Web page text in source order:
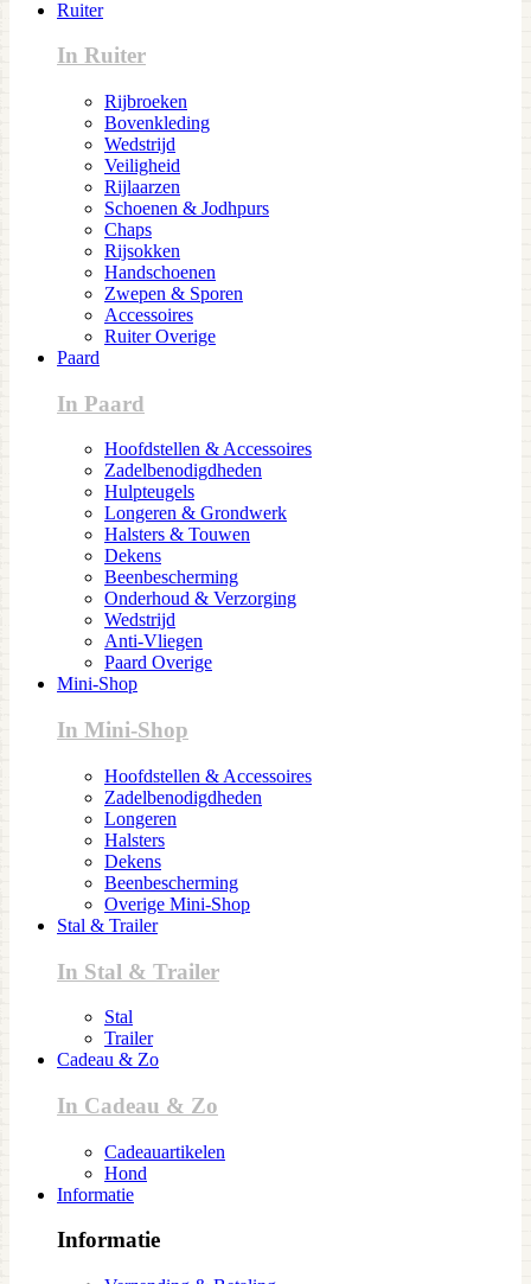
Ruiter
In Ruiter
Rijbroeken
Bovenkleding
Wedstrijd
Veiligheid
Rijlaarzen
Schoenen & Jodhpurs
Chaps
Rijsokken
Handschoenen
Zwepen & Sporen
Accessoires
Ruiter Overige
Paard
In Paard
Hoofdstellen & Accessoires
Zadelbenodigdheden
Hulpteugels
Longeren & Grondwerk
Halsters & Touwen
Dekens
Beenbescherming
Onderhoud & Verzorging
Wedstrijd
Anti-Vliegen
Paard Overige
Mini-Shop
In Mini-Shop
Hoofdstellen & Accessoires
Zadelbenodigdheden
Longeren
Halsters
Dekens
Beenbescherming
Overige Mini-Shop
Stal & Trailer
In Stal & Trailer
Stal
Trailer
Cadeau & Zo
In Cadeau & Zo
Cadeauartikelen
Hond
Informatie
Informatie